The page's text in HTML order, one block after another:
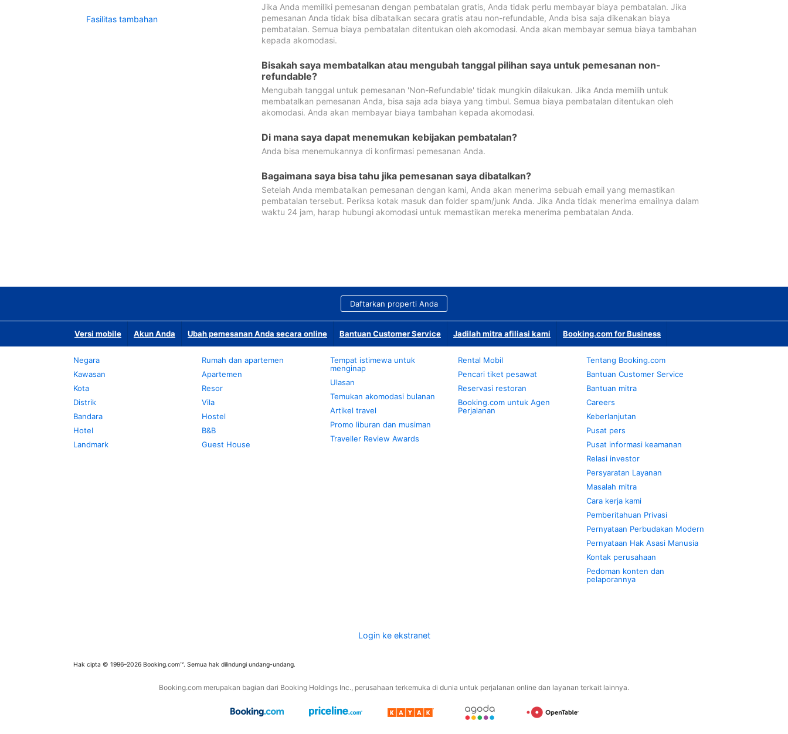
Fasilitas tambahan
Jika Anda memiliki pemesanan dengan pembatalan gratis, Anda tidak perlu membayar biaya pembatalan. Jika
pemesanan Anda tidak bisa dibatalkan secara gratis atau non-refundable, Anda bisa saja dikenakan biaya
pembatalan. Semua biaya pembatalan ditentukan oleh akomodasi. Anda akan membayar semua biaya tambahan
kepada akomodasi.
Bisakah saya membatalkan atau mengubah tanggal pilihan saya untuk pemesanan non-
refundable?
Mengubah tanggal untuk pemesanan 'Non-Refundable' tidak mungkin dilakukan. Jika Anda memilih untuk
membatalkan pemesanan Anda, bisa saja ada biaya yang timbul. Semua biaya pembatalan ditentukan oleh
akomodasi. Anda akan membayar biaya tambahan kepada akomodasi.
Di mana saya dapat menemukan kebijakan pembatalan?
Anda bisa menemukannya di konfirmasi pemesanan Anda.
Bagaimana saya bisa tahu jika pemesanan saya dibatalkan?
Setelah Anda membatalkan pemesanan dengan kami, Anda akan menerima sebuah email yang memastikan
pembatalan tersebut. Periksa kotak masuk dan folder spam/junk Anda. Jika Anda tidak menerima emailnya dalam
waktu 24 jam, harap hubungi akomodasi untuk memastikan mereka menerima pembatalan Anda.
Daftarkan properti Anda
Versi mobile Akun Anda Ubah pemesanan Anda secara online Bantuan Customer Service Jadilah mitra afiliasi kami Booking.com for Business
Negara
Kawasan
Kota
Distrik
Bandara
Hotel
Landmark
Rumah dan apartemen
Apartemen
Resor
Vila
Hostel
B&B
Guest House
Tempat istimewa untuk
menginap
Ulasan
Temukan akomodasi bulanan
Artikel travel
Promo liburan dan musiman
Traveller Review Awards
Rental Mobil
Pencari tiket pesawat
Reservasi restoran
Booking.com untuk Agen
Perjalanan
Tentang Booking.com
Bantuan Customer Service
Bantuan mitra
Careers
Keberlanjutan
Pusat pers
Pusat informasi keamanan
Relasi investor
Persyaratan Layanan
Masalah mitra
Cara kerja kami
Pemberitahuan Privasi
Pernyataan Perbudakan Modern
Pernyataan Hak Asasi Manusia
Kontak perusahaan
Pedoman konten dan
pelaporannya
Login ke ekstranet
Hak cipta © 1996–2026 Booking.com™. Semua hak dilindungi undang-undang.
Booking.com merupakan bagian dari Booking Holdings Inc., perusahaan terkemuka di dunia untuk perjalanan online dan layanan terkait lainnya.